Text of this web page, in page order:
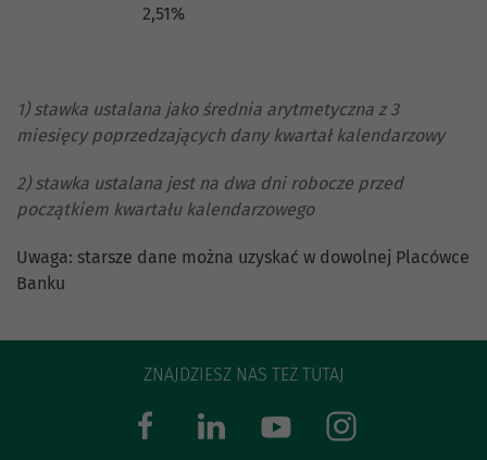
2,51%
1) stawka ustalana jako średnia arytmetyczna z 3
miesięcy poprzedzających dany kwartał kalendarzowy
2) stawka ustalana jest na dwa dni robocze przed
początkiem kwartału kalendarzowego
Uwaga: starsze dane można uzyskać w dowolnej Placówce
Banku
ZNAJDZIESZ NAS TEŻ TUTAJ